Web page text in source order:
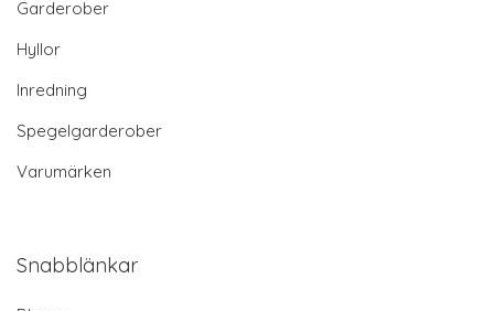
Garderober
Hyllor
Inredning
Spegelgarderober
Varumärken
Snabblänkar